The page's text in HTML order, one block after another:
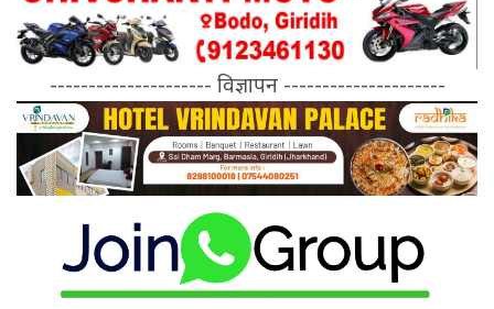
--------------------- विज्ञापन ---------------------